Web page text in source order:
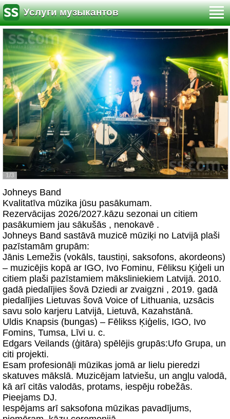
Услуги музыкантов
1/3
Johneys Band
Kvalitatīva mūzika jūsu pasākumam.
Rezervācijas 2026/2027.kāzu sezonai un citiem
pasākumiem jau sākušās , nenokavē .
Johneys Band sastāvā muzicē mūziķi no Latvijā plaši
pazīstamām grupām:
Jānis Lemežis (vokāls, taustiņi, saksofons, akordeons)
– muzicējis kopā ar IGO, Ivo Fominu, Fēliksu Ķiģeli un
citiem plaši pazīstamiem māksliniekiem Latvijā. 2010.
gadā piedalījies šovā Dziedi ar zvaigzni , 2019. gadā
piedalījies Lietuvas šovā Voice of Lithuania, uzsācis
savu solo karjeru Latvijā, Lietuvā, Kazahstānā.
Uldis Knapsis (bungas) – Fēlikss Ķiģelis, IGO, Ivo
Fomins, Tumsa, Līvi u. c.
Edgars Veilands (ģitāra) spēlējis grupās:Ufo Grupa, un
citi projekti.
Esam profesionāļi mūzikas jomā ar lielu pieredzi
skatuves mākslā. Muzicējam latviešu, un angļu valodā,
kā arī citās valodās, protams, iespēju robežās.
Pieejams DJ.
Iespējams arī saksofona mūzikas pavadījums,